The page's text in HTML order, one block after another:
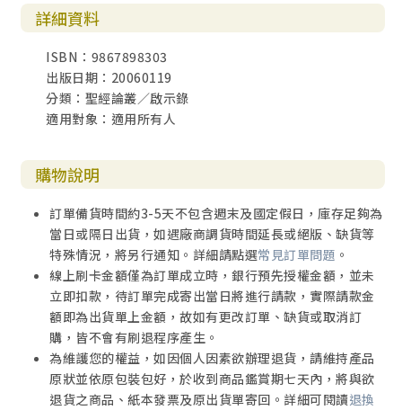
詳細資料
ISBN：9867898303
出版日期：20060119
分類：聖經論叢／啟示錄
適用對象：適用所有人
購物說明
訂單備貨時間約3-5天不包含週末及國定假日，庫存足夠為
當日或隔日出貨，如遇廠商調貨時間延長或絕版、缺貨等
特殊情況，將另行通知。詳細請點選常見訂單問題 。
線上刷卡金額僅為訂單成立時，銀行預先授權金額，並未
立即扣款，待訂單完成寄出當日將進行請款，實際請款金
額即為出貨單上金額，故如有更改訂單、缺貨或取消訂
購，皆不會有刷退程序產生。
為維護您的權益，如因個人因素欲辦理退貨，請維持產品
原狀並依原包裝包好，於收到商品鑑賞期七天內，將與欲
退貨之商品、紙本發票及原出貨單寄回。詳細可閱讀退換